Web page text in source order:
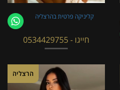
קליניקה פרטית בהרצליה
חייגו - 0534429755
הרצליה